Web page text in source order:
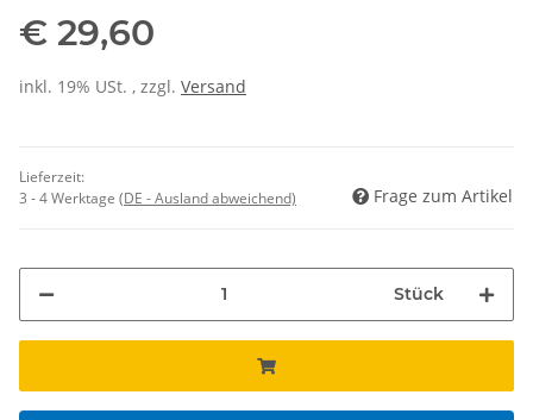
€ 29,60
inkl. 19% USt. , zzgl. Versand
Lieferzeit:
3 - 4 Werktage (DE - Ausland abweichend) Frage zum Artikel
Stück